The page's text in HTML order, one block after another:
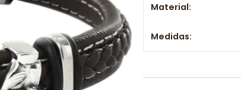
Material:
Medidas: